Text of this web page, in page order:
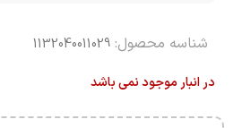
شناسه محصول: 1132040011029
در انبار موجود نمی باشد